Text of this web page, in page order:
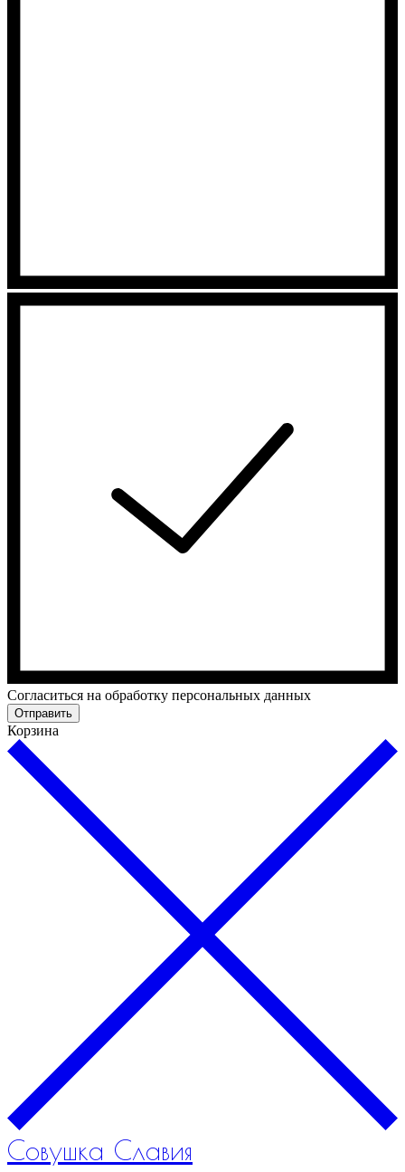
Cогласиться на обработку персональных данных
Отправить
Корзина
Совушка Славия